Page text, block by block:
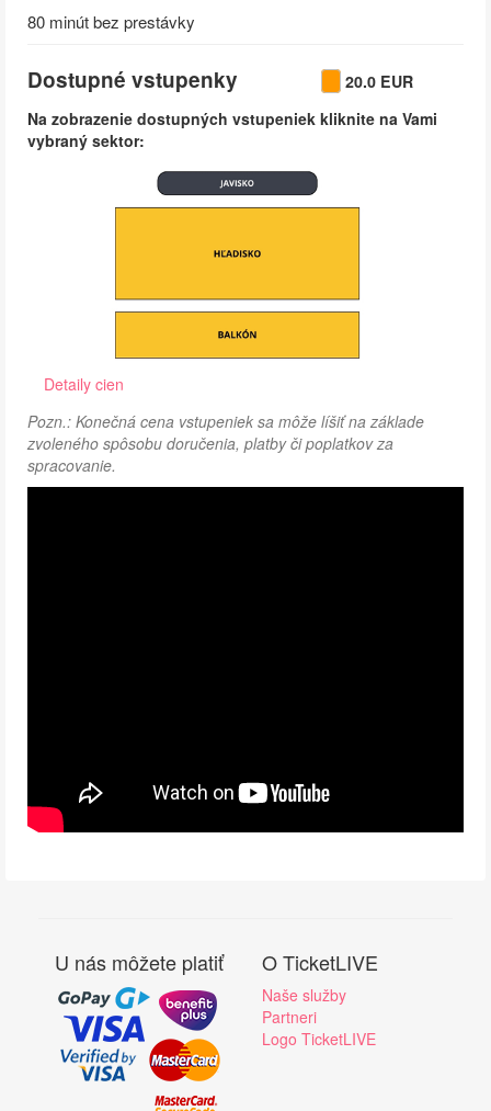
80 minút bez prestávky
Dostupné vstupenky
20.0 EUR
Na zobrazenie dostupných vstupeniek kliknite na Vami
vybraný sektor:
Detaily cien
Pozn.: Konečná cena vstupeniek sa môže líšiť na základe
zvoleného spôsobu doručenia, platby či poplatkov za
spracovanie.
U nás môžete platiť O TicketLIVE
Naše služby
Partneri
Logo TicketLIVE